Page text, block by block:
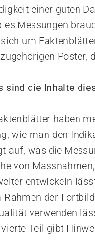
einer guten
es Messungen
um
Poster,
sind die Inhalte
haben
wie man den
auf, was die
von
entwickeln
Rahmen der
verwenden
Teil gibt